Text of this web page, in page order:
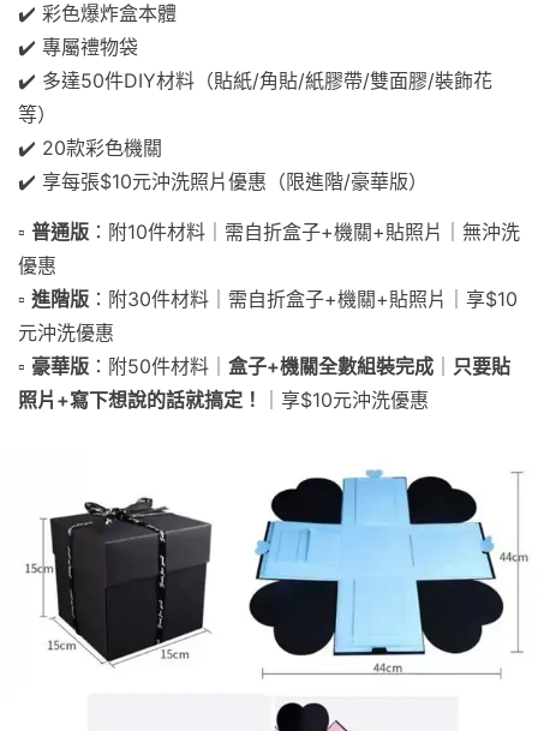
✔️ 彩色爆炸盒本體
✔️ 專屬禮物袋
✔️ 多達50件DIY材料（貼紙/角貼/紙膠帶/雙面膠/裝飾花
等）
✔️ 20款彩色機關
✔️ 享每張$10元沖洗照片優惠（限進階/豪華版）
▫️ 普通版 ：附10件材料｜需自折盒子+機關+貼照片｜無沖洗
優惠
▫️ 進階版 ：附30件材料｜需自折盒子+機關+貼照片｜享$10
元沖洗優惠
▫️ 豪華版 ：附50件材料｜ 盒子+機關全數組裝完成
只要貼
照片+寫下想說的話就搞定！
｜享$10元沖洗優惠